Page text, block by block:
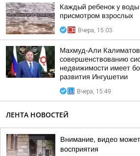
Каждый ребенок у
присмотром взрослых
Вчера, 15:03
Махмуд-Али
совершенствованию
недвижимости имеет
развития Ингушетии
Вчера, 15:49
ЛЕНТА НОВОСТЕЙ
Внимание, видео
восприятия